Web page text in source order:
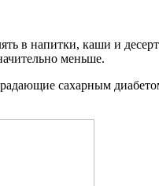
в напитки, каши и
меньше.
сахарным